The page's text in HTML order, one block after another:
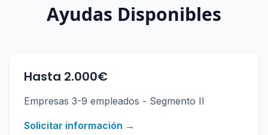
Ayudas Disponibles
Hasta 2.000€
Empresas 3-9 empleados - Segmento II
Solicitar información →